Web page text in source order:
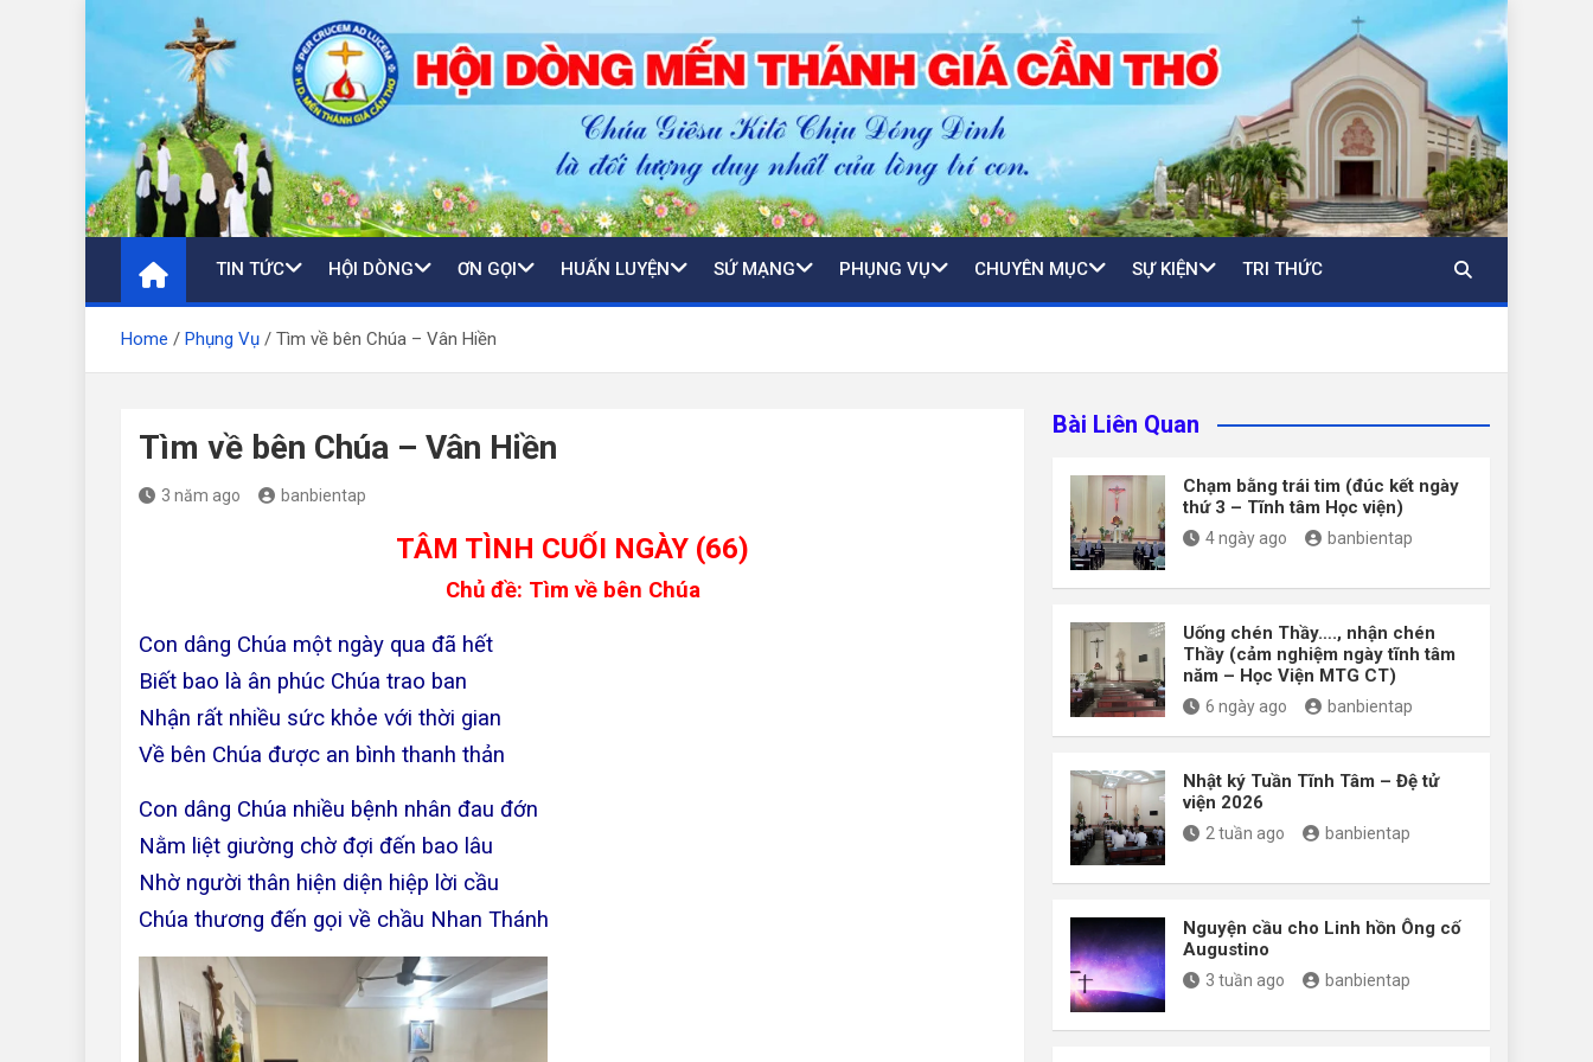
TIN TỨC HỘI DÒNG ƠN GỌI HUẤN LUYỆN SỨ MẠNG PHỤNG VỤ CHUYÊN MỤC SỰ KIỆN TRI THỨC
Home Phụng Vụ Tìm về bên Chúa – Vân Hiền
Tìm về bên Chúa – Vân Hiền
3 năm ago banbientap
TÂM TÌNH CUỐI NGÀY (66)
Chủ đề: Tìm về bên Chúa
Con dâng Chúa một ngày qua đã hết
Biết bao là ân phúc Chúa trao ban
Nhận rất nhiều sức khỏe với thời gian
Về bên Chúa được an bình thanh thản
Con dâng Chúa nhiều bệnh nhân đau đớn
Nằm liệt giường chờ đợi đến bao lâu
Nhờ người thân hiện diện hiệp lời cầu
Chúa thương đến gọi về chầu Nhan Thánh
Bài Liên Quan
Chạm bằng trái tim (đúc kết ngày
thứ 3 – Tĩnh tâm Học viện)
4 ngày ago banbientap
Uống chén Thầy…., nhận chén
Thầy (cảm nghiệm ngày tĩnh tâm
năm – Học Viện MTG CT)
6 ngày ago banbientap
Nhật ký Tuần Tĩnh Tâm – Đệ tử
viện 2026
2 tuần ago banbientap
Nguyện cầu cho Linh hồn Ông cố
Augustino
3 tuần ago banbientap